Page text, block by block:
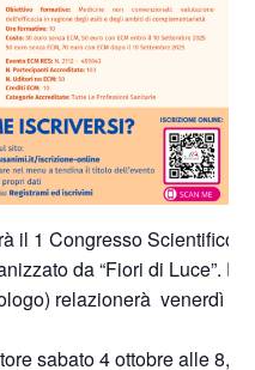
il 1 Congresso Scientifico
da “Fiori di Luce”.
relazionerà venerdì 3
sabato 4 ottobre alle